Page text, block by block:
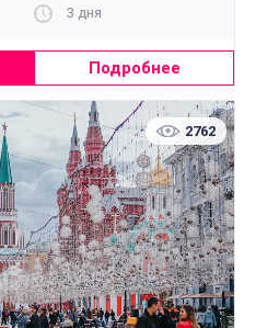
3 дня
Подробнее
2762